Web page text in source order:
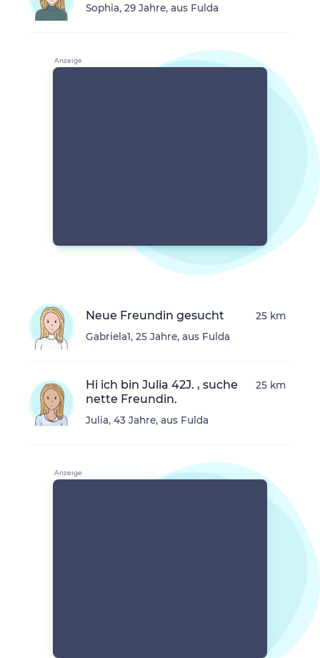
Sophia, 29 Jahre, aus Fulda
Neue Freundin gesucht
Gabriela1, 25 Jahre, aus Fulda
25 km
Hi ich bin Julia 42J. , suche
nette Freundin.
Julia, 43 Jahre, aus Fulda
25 km